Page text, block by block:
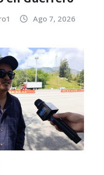
Ago 7, 2026